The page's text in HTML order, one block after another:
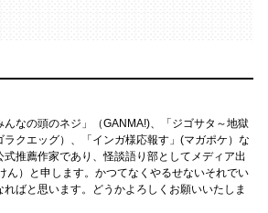
なの頭のネジ」（GANMA!)、「ジゴサタ～地獄
クエッグ）、「インガ様応報す」(マガポケ）な
式推薦作家であり、怪談語り部としてメディア出
ん）と申します。かつてなくやるせないそれでい
ばと思います。どうかよろしくお願いいたしま